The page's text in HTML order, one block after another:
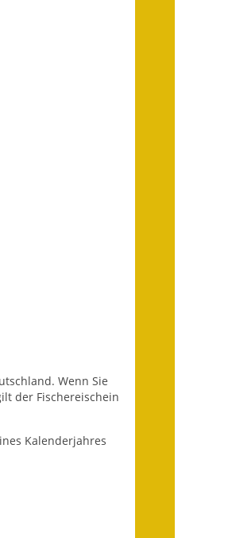
2019
Wenn Sie
der Fischereischein
Kalenderjahres